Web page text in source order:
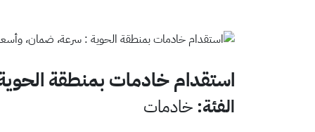
استقدام خادمات بمنطقة
الفئة: خادمات